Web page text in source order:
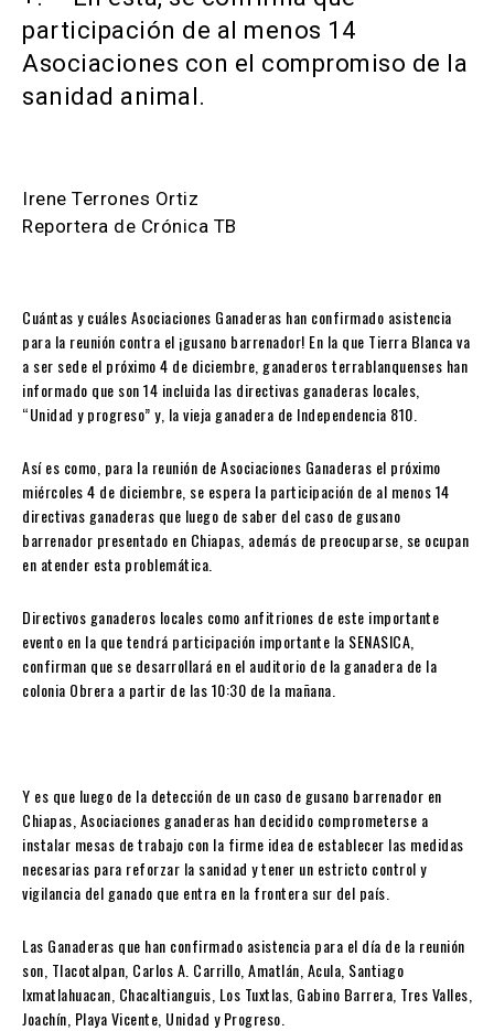
participación de al menos 14
Asociaciones con el compromiso de la
sanidad animal.
Irene Terrones Ortiz
Reportera de Crónica TB
Cuántas y cuáles Asociaciones Ganaderas han confirmado asistencia
para la reunión contra el ¡gusano barrenador! En la que Tierra Blanca va
a ser sede el próximo 4 de diciembre, ganaderos terrablanquenses han
informado que son 14 incluida las directivas ganaderas locales,
“Unidad y progreso” y, la vieja ganadera de Independencia 810.
Así es como, para la reunión de Asociaciones Ganaderas el próximo
miércoles 4 de diciembre, se espera la participación de al menos 14
directivas ganaderas que luego de saber del caso de gusano
barrenador presentado en Chiapas, además de preocuparse, se ocupan
en atender esta problemática.
Directivos ganaderos locales como anfitriones de este importante
evento en la que tendrá participación importante la SENASICA,
confirman que se desarrollará en el auditorio de la ganadera de la
colonia Obrera a partir de las 10:30 de la mañana.
Y es que luego de la detección de un caso de gusano barrenador en
Chiapas, Asociaciones ganaderas han decidido comprometerse a
instalar mesas de trabajo con la firme idea de establecer las medidas
necesarias para reforzar la sanidad y tener un estricto control y
vigilancia del ganado que entra en la frontera sur del país.
Las Ganaderas que han confirmado asistencia para el día de la reunión
son, Tlacotalpan, Carlos A. Carrillo, Amatlán, Acula, Santiago
Ixmatlahuacan, Chacaltianguis, Los Tuxtlas, Gabino Barrera, Tres Valles,
Joachín, Playa Vicente, Unidad y Progreso.